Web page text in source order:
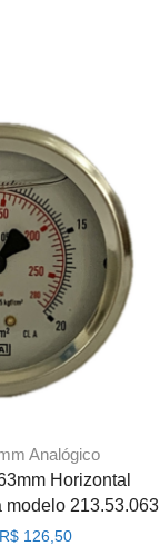
Analógico
Horizontal
modelo 213.53.063
O
R$ 126,50O